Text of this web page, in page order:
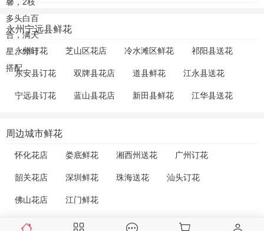
永州宁远县鲜花
永州订花 芝山区花店 冷水滩区鲜花 祁阳县送花
东安县订花 双牌县花店 道县鲜花 江永县送花
宁远县订花 蓝山县花店 新田县鲜花 江华县送花
周边城市鲜花
怀化花店 娄底鲜花 湘西州送花 广州订花
韶关花店 深圳鲜花 珠海送花 汕头订花
佛山花店 江门鲜花